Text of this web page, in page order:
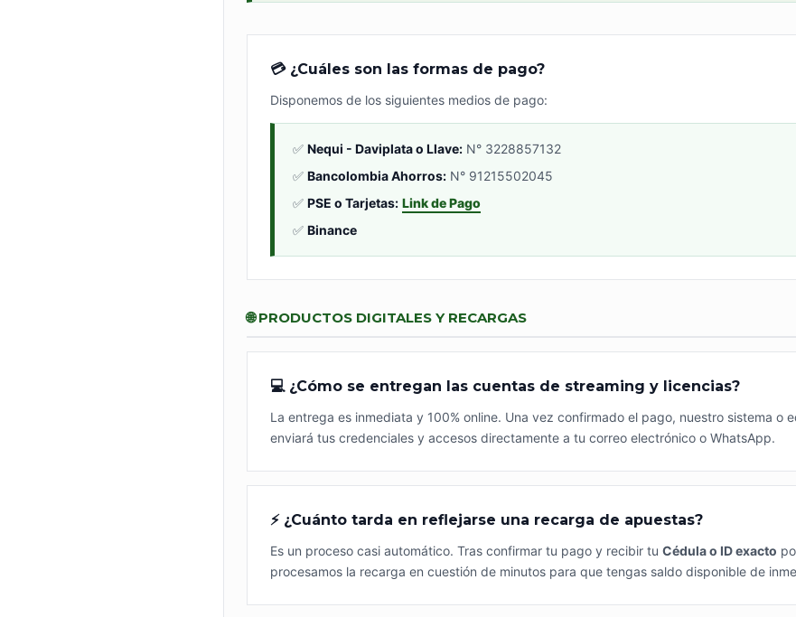
💳 ¿Cuáles son las formas de pago?
Disponemos de los siguientes medios de pago:
✅ Nequi - Daviplata o Llave: N° 3228857132
✅ Bancolombia Ahorros: N° 91215502045
✅ PSE o Tarjetas: Link de Pago
✅ Binance
🌐 PRODUCTOS DIGITALES Y RECARGAS
💻 ¿Cómo se entregan las cuentas de streaming y licencias?
La entrega es inmediata y 100% online. Una vez confirmado el pago, nuestro sistema o
enviará tus credenciales y accesos directamente a tu correo electrónico o WhatsApp.
⚡ ¿Cuánto tarda en reflejarse una recarga de apuestas?
Es un proceso casi automático. Tras confirmar tu pago y recibir tu Cédula o ID exacto
procesamos la recarga en cuestión de minutos para que tengas saldo disponible de